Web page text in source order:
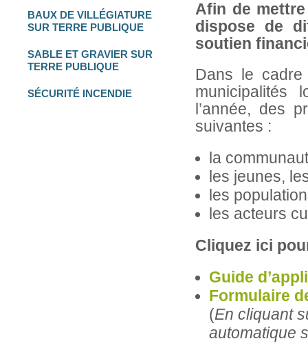
Afin de
dispose de
soutien
Dans le
municipalités
l’année, des
suivantes :
la
les jeunes,
les
les acteurs
Cliquez ici
Guide
Formulaire
(En cliquant
automatique
BAUX DE VILLÉGIATURE
SUR TERRE PUBLIQUE
SABLE ET GRAVIER SUR
TERRE PUBLIQUE
SÉCURITÉ INCENDIE